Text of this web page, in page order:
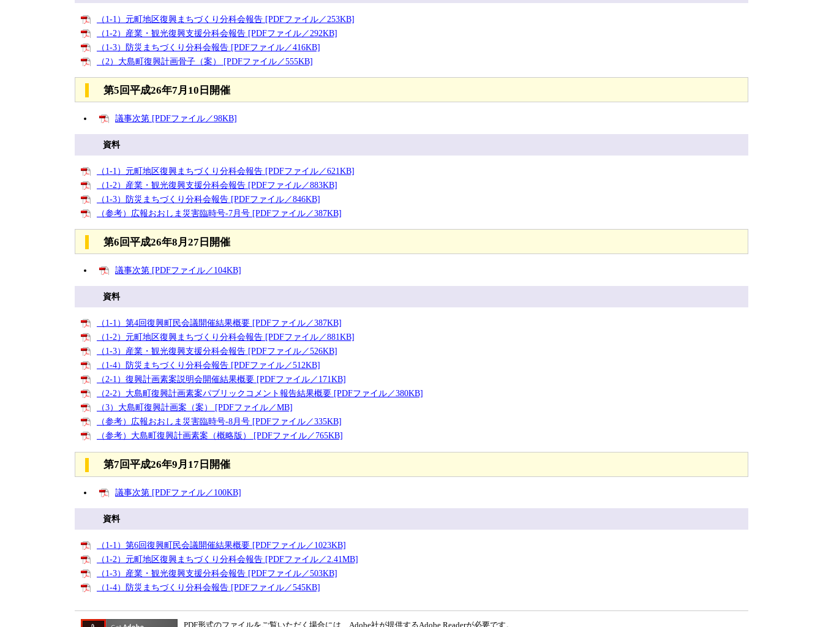
（1-1）元町地区復興まちづくり分科会報告 [PDFファイル／253KB]
（1-2）産業・観光復興支援分科会報告 [PDFファイル／292KB]
（1-3）防災まちづくり分科会報告 [PDFファイル／416KB]
（2）大島町復興計画骨子（案） [PDFファイル／555KB]
第5回平成26年7月10日開催
議事次第 [PDFファイル／98KB]
資料
（1-1）元町地区復興まちづくり分科会報告 [PDFファイル／621KB]
（1-2）産業・観光復興支援分科会報告 [PDFファイル／883KB]
（1-3）防災まちづくり分科会報告 [PDFファイル／846KB]
（参考）広報おおしま災害臨時号-7月号 [PDFファイル／387KB]
第6回平成26年8月27日開催
議事次第 [PDFファイル／104KB]
資料
（1-1）第4回復興町民会議開催結果概要 [PDFファイル／387KB]
（1-2）元町地区復興まちづくり分科会報告 [PDFファイル／881KB]
（1-3）産業・観光復興支援分科会報告 [PDFファイル／526KB]
（1-4）防災まちづくり分科会報告 [PDFファイル／512KB]
（2-1）復興計画素案説明会開催結果概要 [PDFファイル／171KB]
（2-2）大島町復興計画素案パブリックコメント報告結果概要 [PDFファイル／380KB]
（3）大島町復興計画案（案） [PDFファイル／MB]
（参考）広報おおしま災害臨時号-8月号 [PDFファイル／335KB]
（参考）大島町復興計画素案（概略版） [PDFファイル／765KB]
第7回平成26年9月17日開催
議事次第 [PDFファイル／100KB]
資料
（1-1）第6回復興町民会議開催結果概要 [PDFファイル／1023KB]
（1-2）元町地区復興まちづくり分科会報告 [PDFファイル／2.41MB]
（1-3）産業・観光復興支援分科会報告 [PDFファイル／503KB]
（1-4）防災まちづくり分科会報告 [PDFファイル／545KB]
PDF形式のファイルをご覧いただく場合には、Adobe社が提供するAdobe Readerが必要です。